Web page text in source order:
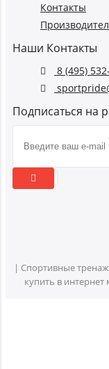
Контакты
Наши Контакты
8 (495)
Подписаться на
| Спортивные
купить в